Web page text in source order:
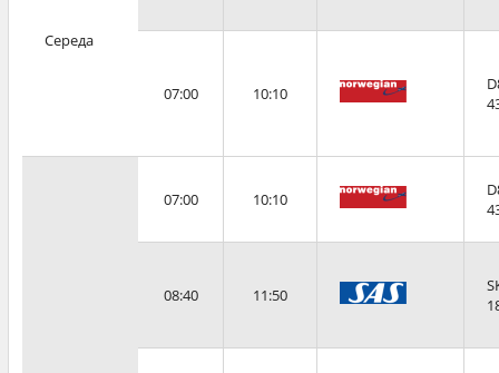
Середа
07:00 10:10
07:00 10:10
08:40 11:50